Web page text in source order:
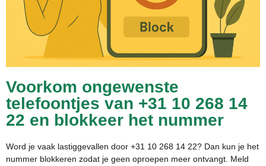
Voorkom ongewenste
telefoontjes van +31 10 268 14
22 en blokkeer het nummer
Word je vaak lastiggevallen door +31 10 268 14 22? Dan kun je het
nummer blokkeren zodat je geen oproepen meer ontvangt. Meld